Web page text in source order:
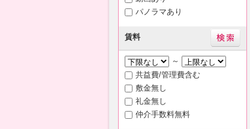
パノラマあり
賃料
～
共益費/管理費含む
敷金無し
礼金無し
仲介手数料無料